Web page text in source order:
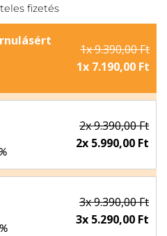
fizetés
1x 9.390,00 Ft
1x 7.190,00 Ft
2x 9.390,00 Ft
2x 5.990,00 Ft
3x 9.390,00 Ft
3x 5.290,00 Ft